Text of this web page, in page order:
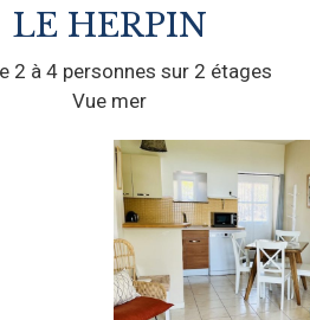
LE HERPIN
2 à 4 personnes sur 2 étages
Vue mer